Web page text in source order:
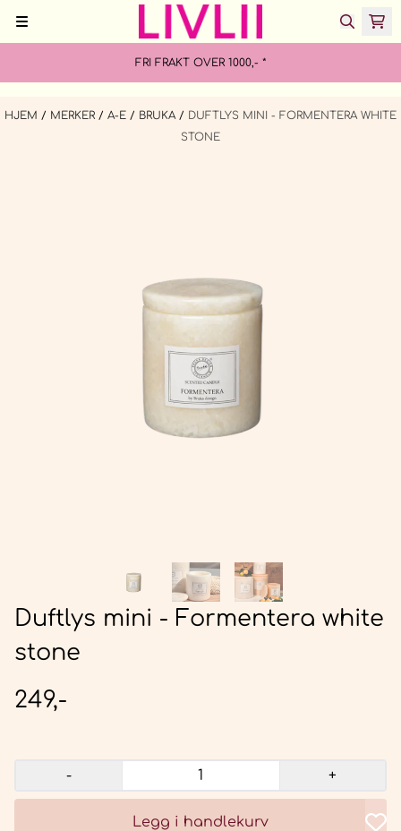
Hopp til innhold
FRI FRAKT OVER 1000,- *
HJEM / MERKER / A-E / BRUKA / DUFTLYS MINI - FORMENTERA WHITE
STONE
Duftlys mini - Formentera white
stone
249,-
- +
Legg i handlekurv